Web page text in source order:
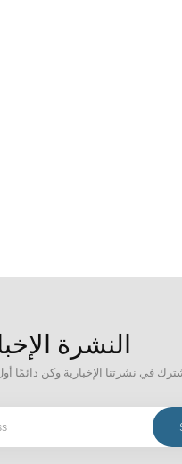
النشرة